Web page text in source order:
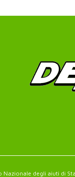
degli aiuti di